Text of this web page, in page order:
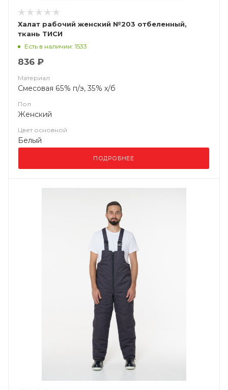
Халат рабочий женский №203 отбеленный,
ткань ТИСИ
Есть в наличии: 1533
836 ₽
Материал
Смесовая 65% п/э, 35% х/б
Пол
Женский
Цвет основной
Белый
ПОДРОБНЕЕ